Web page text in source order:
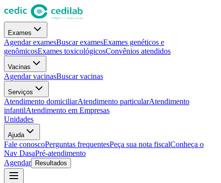
Exames
Agendar examesBuscar examesExames genéticos e
genômicosExames toxicológicosConvênios atendidos
Vacinas
Agendar vacinasBuscar vacinas
Serviços
Atendimento domiciliarAtendimento particularAtendimento
infantilAtendimento em Empresas
Unidades
Ajuda
Fale conoscoPerguntas frequentesPeça sua nota fiscalConheça o
Nav DasaPré-atendimento
Agendar
Resultados